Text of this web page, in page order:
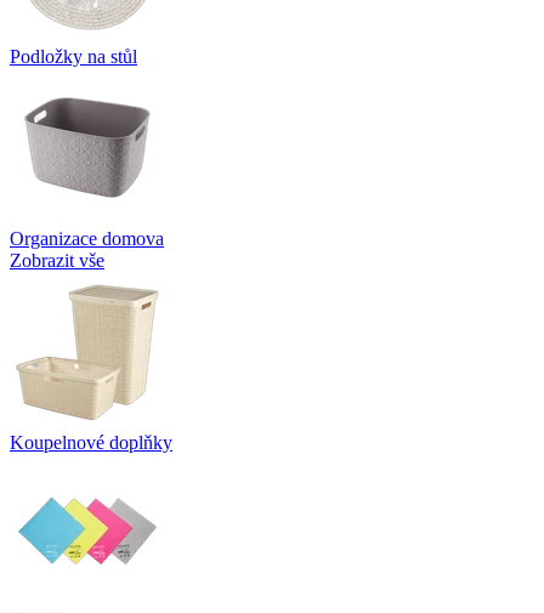
Podložky na stůl
Organizace domova
Zobrazit vše
Koupelnové doplňky